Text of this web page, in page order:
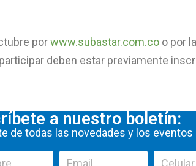
porwww.subastar.com.co o por
deben estar previamente
a nuestro boletín:
de todas las novedades y los